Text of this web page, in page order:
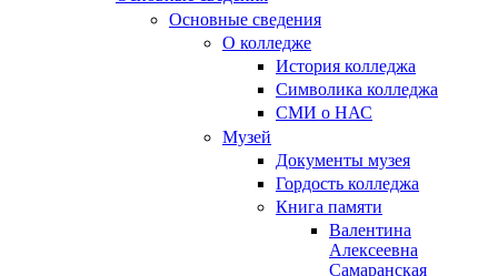
Основные сведения
О колледже
История колледжа
Символика колледжа
СМИ о НАС
Музей
Документы музея
Гордость колледжа
Книга памяти
Валентина
Алексеевна
Самаранская